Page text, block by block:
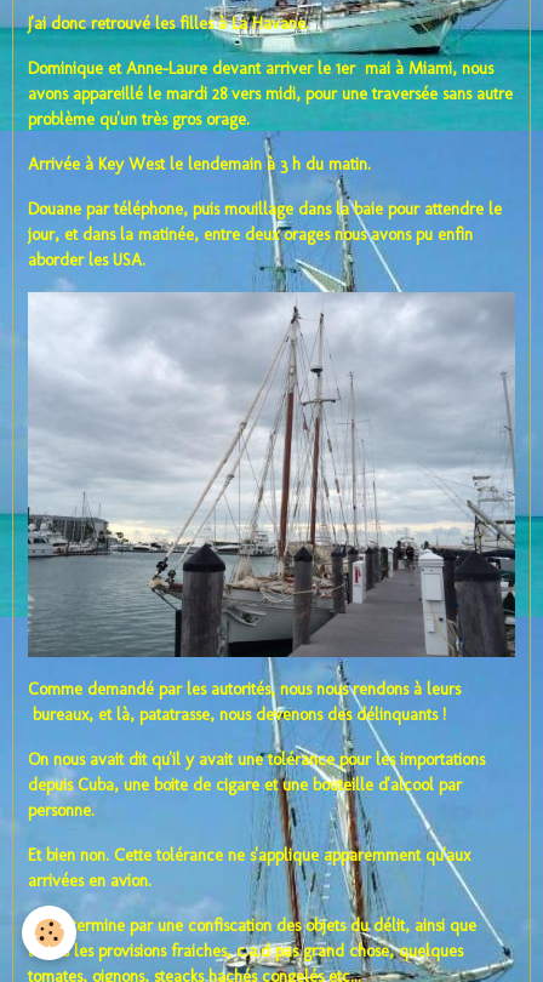
J'ai donc retrouvé les filles à La Havane.
Dominique et Anne-Laure devant arriver le 1er mai à Miami, nous
avons appareillé le mardi 28 vers midi, pour une traversée sans autre
problème qu'un très gros orage.
Arrivée à Key West le lendemain à 3 h du matin.
Douane par téléphone, puis mouillage dans la baie pour attendre le
jour, et dans la matinée, entre deux orages nous avons pu enfin
aborder les USA.
Comme demandé par les autorités, nous nous rendons à leurs
bureaux, et là, patatrasse, nous devenons des délinquants !
On nous avait dit qu'il y avait une tolérance pour les importations
depuis Cuba, une boite de cigare et une bouteille d'alcool par
personne.
Et bien non. Cette tolérance ne s'applique apparemment qu'aux
arrivées en avion.
Ca se termine par une confiscation des objets du délit, ainsi que
toutes les provisions fraiches, c.a.d pas grand chose, quelques
tomates, oignons, steacks hachés congelés etc...